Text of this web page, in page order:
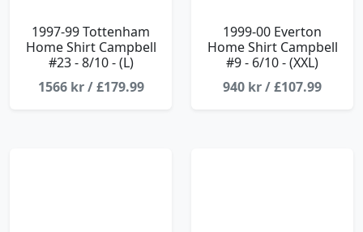
1997-99 Tottenham
Home Shirt Campbell
#23 - 8/10 - (L)
1566 kr / £179.99
1999-00 Everton
Home Shirt Campbell
#9 - 6/10 - (XXL)
940 kr / £107.99